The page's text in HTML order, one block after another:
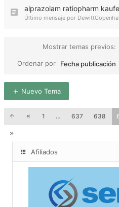
alprazolam ratiopharm
Último mensaje por
Mostrar temas previos:
Ordenar por
Fecha publicación
Nuevo Tema
1 … 637 638
Afiliados